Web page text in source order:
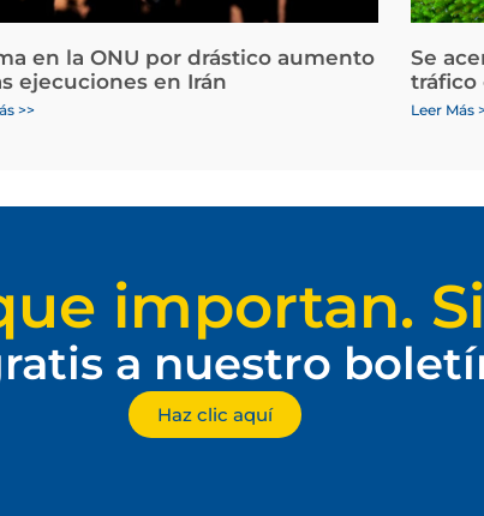
en la ONU por drástico aumento
ejecuciones en Irán
>>
Se
tráfico
Leer Más
importan.
a nuestro
Haz clic aquí